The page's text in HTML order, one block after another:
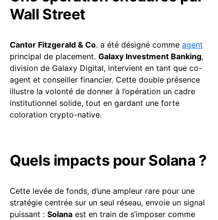
Wall Street
Cantor Fitzgerald & Co. a été désigné comme agent
principal de placement. Galaxy Investment Banking,
division de Galaxy Digital, intervient en tant que co-
agent et conseiller financier. Cette double présence
illustre la volonté de donner à l’opération un cadre
institutionnel solide, tout en gardant une forte
coloration crypto-native.
Quels impacts pour Solana ?
Cette levée de fonds, d’une ampleur rare pour une
stratégie centrée sur un seul réseau, envoie un signal
puissant : Solana est en train de s’imposer comme